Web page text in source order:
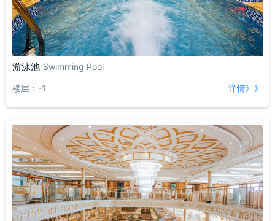
游泳池 Swimming Pool
楼层：-1 详情》》